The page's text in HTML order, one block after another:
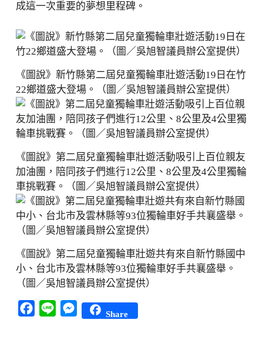
成這一次重要的夢想里程碑。
《圖說》新竹縣第二屆兒童獨輪車壯遊活動19日在竹
22鄉道盛大登場。（圖／吳旭智議員辦公室提供）
《圖說》第二屆兒童獨輪車壯遊活動吸引上百位親友
加油團，陪同孩子們進行12公里、8公里及4公里獨輪
車挑戰賽。（圖／吳旭智議員辦公室提供）
《圖說》第二屆兒童獨輪車壯遊共有來自新竹縣國中
小、台北市及雲林縣等93位獨輪車好手共襄盛舉。
（圖／吳旭智議員辦公室提供）
Facebook
Line Messenger
Share